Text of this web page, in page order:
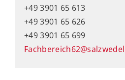
+49 3901 65 613
+49 3901 65 626
+49 3901 65 699